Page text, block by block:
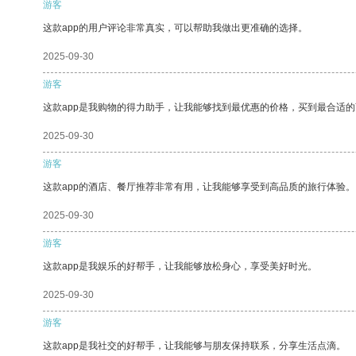
游客
这款app的用户评论非常真实，可以帮助我做出更准确的选择。
2025-09-30
游客
这款app是我购物的得力助手，让我能够找到最优惠的价格，买到最合适
2025-09-30
游客
这款app的酒店、餐厅推荐非常有用，让我能够享受到高品质的旅行体验。
2025-09-30
游客
这款app是我娱乐的好帮手，让我能够放松身心，享受美好时光。
2025-09-30
游客
这款app是我社交的好帮手，让我能够与朋友保持联系，分享生活点滴。